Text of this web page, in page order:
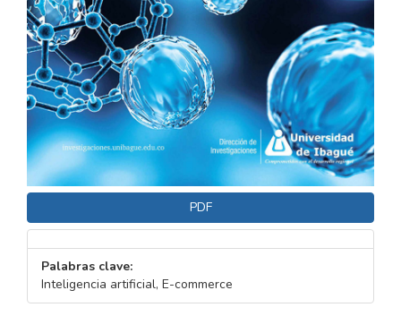
PDF
Palabras clave:
Inteligencia artificial, E-commerce